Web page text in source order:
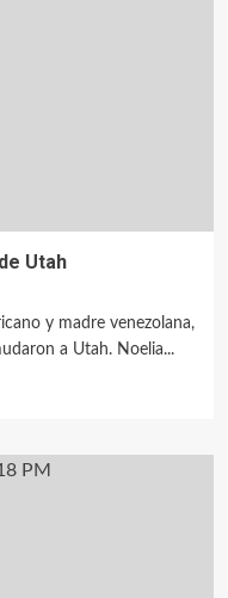
Utah
y madre venezolana,
a Utah. Noelia...